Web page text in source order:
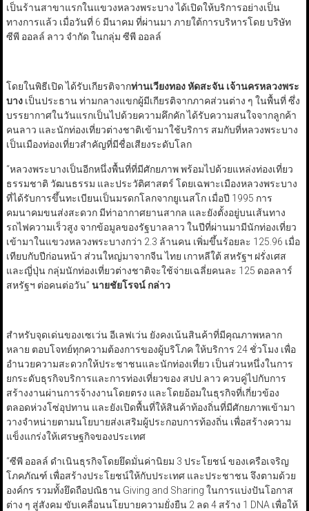
เป็นร้านสาขาแรกในแขวงหลวงพระบาง ได้เปิดให้บริการอย่างเป็น
ทางการแล้ว เมื่อวันที่ 6 มีนาคม ที่ผ่านมา ภายใต้การบริหารโดย บริษัท
ซีพี ออลล์ ลาว จำกัด ในกลุ่ม ซีพี ออลล์
โดยในพิธีเปิด ได้รับเกียรติจากท่านเวียงทอง หัดสะจัน เจ้านครหลวงพระ
บางเป็นประธาน ท่ามกลางแขกผู้มีเกียรติจากภาคส่วนต่าง ๆ ในพื้นที่ ซึ่ง
บรรยากาศในวันแรกเป็นไปด้วยความคึกคัก ได้รับความสนใจจากลูกค้า
คนลาว และนักท่องเที่ยวต่างชาติเข้ามาใช้บริการ สมกับที่หลวงพระบาง
เป็นเมืองท่องเที่ยวสำคัญที่มีชื่อเสียงระดับโลก
“หลวงพระบางเป็นอีกหนึ่งพื้นที่ที่มีศักยภาพ พร้อมไปด้วยแหล่งท่องเที่ยว
ธรรมชาติ วัฒนธรรม และประวัติศาสตร์ โดยเฉพาะเมืองหลวงพระบาง
ที่ได้รับการขึ้นทะเบียนเป็นมรดกโลกจากยูเนสโก เมื่อปี 1995 การ
คมนาคมขนส่งสะดวก มีท่าอากาศยานสากล และยังตั้งอยู่บนเส้นทาง
รถไฟความเร็วสูง จากข้อมูลของรัฐบาลลาว ในปีที่ผ่านมามีนักท่องเที่ยว
เข้ามาในแขวงหลวงพระบางกว่า 2.3 ล้านคน เพิ่มขึ้นร้อยละ 125.96 เมื่อ
เทียบกับปีก่อนหน้า ส่วนใหญ่มาจากจีน ไทย เกาหลีใต้ สหรัฐฯ ฝรั่งเศส
และญี่ปุ่น กลุ่มนักท่องเที่ยวต่างชาติจะใช้จ่ายเฉลี่ยคนละ 125 ดอลลาร์
สหรัฐฯ ต่อคนต่อวัน” นายชัยโรจน์ กล่าว
สำหรับจุดเด่นของเซเว่น อีเลฟเว่น ยังคงเน้นสินค้าที่มีคุณภาพหลาก
หลาย ตอบโจทย์ทุกความต้องการของผู้บริโภค ให้บริการ 24 ชั่วโมง เพื่อ
อำนวยความสะดวกให้ประชาชนและนักท่องเที่ยว เป็นส่วนหนึ่งในการ
ยกระดับธุรกิจบริการและการท่องเที่ยวของ สปป.ลาว ควบคู่ไปกับการ
สร้างงานผ่านการจ้างงานโดยตรง และโดยอ้อมในธุรกิจที่เกี่ยวข้อง
ตลอดห่วงโซ่อุปทาน และยังเปิดพื้นที่ให้สินค้าท้องถิ่นที่มีศักยภาพเข้ามา
วางจำหน่ายตามนโยบายส่งเสริมผู้ประกอบการท้องถิ่น เพื่อสร้างความ
แข็งแกร่งให้เศรษฐกิจของประเทศ
“ซีพี ออลล์ ดำเนินธุรกิจโดยยึดมั่นค่านิยม 3 ประโยชน์ ของเครือเจริญ
โภคภัณฑ์ เพื่อสร้างประโยชน์ให้กับประเทศ และประชาชน จึงตามด้วย
องค์กร รวมทั้งยึดถือปณิธาน Giving and Sharing ในการแบ่งปันโอกาส
ต่าง ๆ สู่สังคม ขับเคลื่อนนโยบายความยั่งยืน 2 ลด 4 สร้าง 1 DNA เพื่อให้